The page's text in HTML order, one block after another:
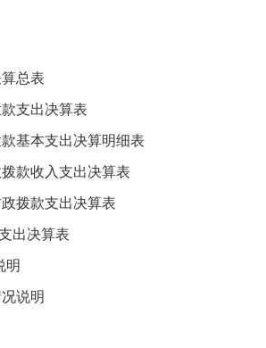
总表
支出决算表
基本支出决算明细表
款收入支出决算表
拨款支出决算表
出决算表
明
说明